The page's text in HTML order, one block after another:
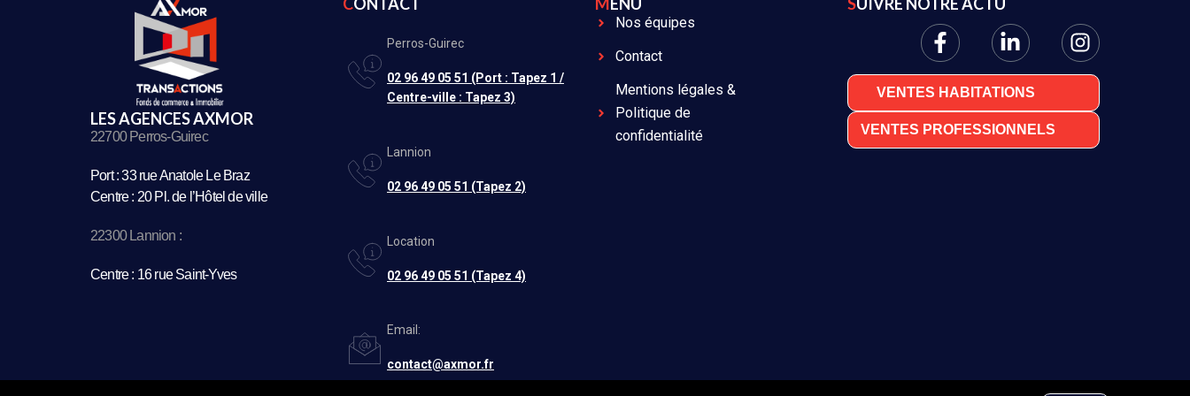
LES AGENCES AXMOR
22700 Perros-Guirec
Port : 33 rue Anatole Le Braz
Centre : 20 Pl. de l’Hôtel de ville
22300 Lannion :
Centre : 16 rue Saint-Yves
Perros-Guirec
02 96 49 05 51 (Port : Tapez 1 /
Centre-ville : Tapez 3)
Lannion
02 96 49 05 51 (Tapez 2)
Location
02 96 49 05 51 (Tapez 4)
Email:
contact@axmor.fr
Nos équipes
Contact
Mentions légales &
Politique de
confidentialité
VENTES HABITATIONS
VENTES PROFESSIONNELS